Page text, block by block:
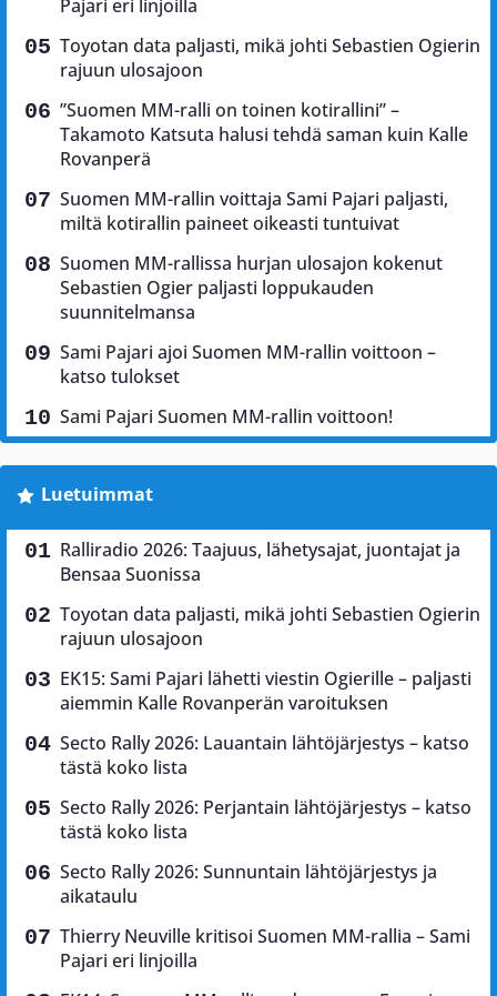
Pajari eri linjoilla
Toyotan data paljasti, mikä johti Sebastien Ogierin
rajuun ulosajoon
”Suomen MM-ralli on toinen kotirallini” –
Takamoto Katsuta halusi tehdä saman kuin Kalle
Rovanperä
Suomen MM-rallin voittaja Sami Pajari paljasti,
miltä kotirallin paineet oikeasti tuntuivat
Suomen MM-rallissa hurjan ulosajon kokenut
Sebastien Ogier paljasti loppukauden
suunnitelmansa
Sami Pajari ajoi Suomen MM-rallin voittoon –
katso tulokset
Sami Pajari Suomen MM-rallin voittoon!
Luetuimmat
Ralliradio 2026: Taajuus, lähetysajat, juontajat ja
Bensaa Suonissa
Toyotan data paljasti, mikä johti Sebastien Ogierin
rajuun ulosajoon
EK15: Sami Pajari lähetti viestin Ogierille – paljasti
aiemmin Kalle Rovanperän varoituksen
Secto Rally 2026: Lauantain lähtöjärjestys – katso
tästä koko lista
Secto Rally 2026: Perjantain lähtöjärjestys – katso
tästä koko lista
Secto Rally 2026: Sunnuntain lähtöjärjestys ja
aikataulu
Thierry Neuville kritisoi Suomen MM-rallia – Sami
Pajari eri linjoilla